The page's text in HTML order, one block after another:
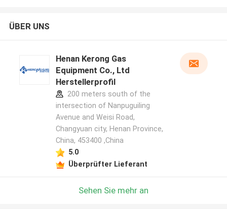
ÜBER UNS
Henan Kerong Gas
Equipment Co., Ltd
Herstellerprofil
200 meters south of the
intersection of Nanpuguiling
Avenue and Weisi Road,
Changyuan city, Henan Province,
China, 453400 ,China
5.0
Überprüfter Lieferant
Sehen Sie mehr an